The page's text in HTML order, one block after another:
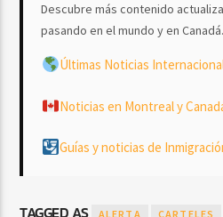
Descubre más contenido
pasando en el mundo y en Canadá.
Últimas Noticias
Noticias en Montreal y
Guías y noticias de
TAGGED AS ALERTA CARTELES